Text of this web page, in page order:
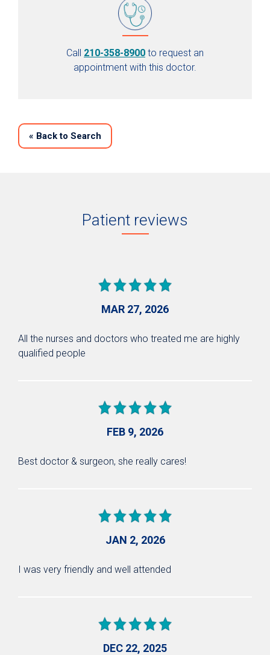
Call 210-358-8900 to request an
appointment with this doctor.
« Back to Search
Patient reviews
MAR 27, 2026
All the nurses and doctors who treated me are highly
qualified people
FEB 9, 2026
Best doctor & surgeon, she really cares!
JAN 2, 2026
I was very friendly and well attended
DEC 22, 2025